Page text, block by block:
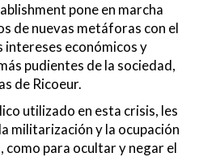
pone en marcha
de nuevas metáforas con el
económicos y
pudientes de la sociedad,
de Ricoeur.
utilizado en esta crisis, les
militarización y la ocupación
como para ocultar y negar el